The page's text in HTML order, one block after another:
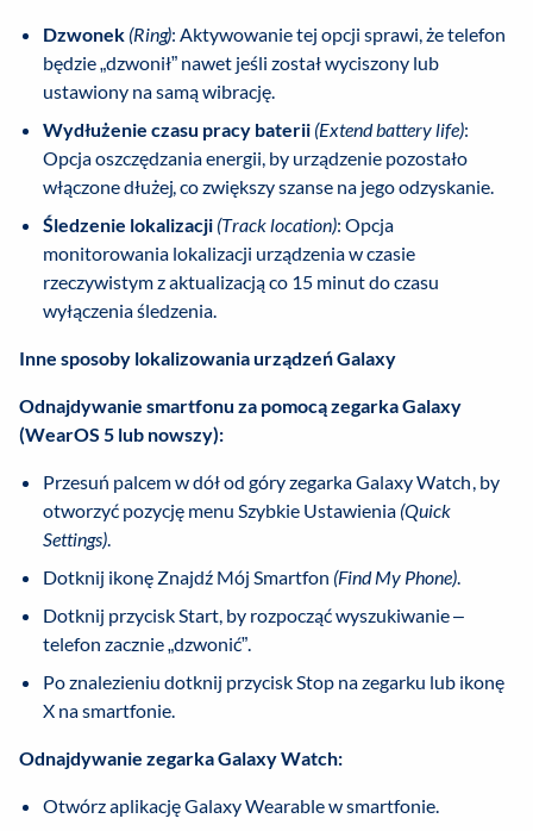
Dzwonek (Ring): Aktywowanie tej opcji sprawi, że telefon
będzie „dzwonił” nawet jeśli został wyciszony lub
ustawiony na samą wibrację.
Wydłużenie czasu pracy baterii (Extend battery life):
Opcja oszczędzania energii, by urządzenie pozostało
włączone dłużej, co zwiększy szanse na jego odzyskanie.
Śledzenie lokalizacji (Track location): Opcja
monitorowania lokalizacji urządzenia w czasie
rzeczywistym z aktualizacją co 15 minut do czasu
wyłączenia śledzenia.
Inne sposoby lokalizowania urządzeń Galaxy
Odnajdywanie smartfonu za pomocą zegarka Galaxy
(WearOS 5 lub nowszy):
Przesuń palcem w dół od góry zegarka Galaxy Watch, by
otworzyć pozycję menu Szybkie Ustawienia (Quick
Settings).
Dotknij ikonę Znajdź Mój Smartfon (Find My Phone).
Dotknij przycisk Start, by rozpocząć wyszukiwanie –
telefon zacznie „dzwonić”.
Po znalezieniu dotknij przycisk Stop na zegarku lub ikonę
X na smartfonie.
Odnajdywanie zegarka Galaxy Watch:
Otwórz aplikację Galaxy Wearable w smartfonie.